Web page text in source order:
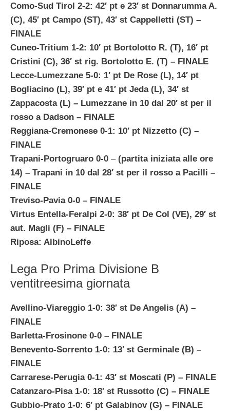
Como-Sud Tirol 2-2: 42′ pt e 23′ st Donnarumma A.
(C), 45′ pt Campo (ST), 43′ st Cappelletti (ST) –
FINALE
Cuneo-Tritium 1-2: 10′ pt Bortolotto R. (T), 16′ pt
Cristini (C), 36′ st rig. Bortolotto E. (T) – FINALE
Lecce-Lumezzane 5-0: 1′ pt De Rose (L), 14′ pt
Bogliacino (L), 39′ pt e 41′ pt Jeda (L), 34′ st
Zappacosta (L) – Lumezzane in 10 dal 20′ st per il
rosso a Dadson – FINALE
Reggiana-Cremonese 0-1: 10′ pt Nizzetto (C) –
FINALE
Trapani-Portogruaro 0-0 –(partita iniziata alle ore
14) – Trapani in 10 dal 28′ st per il rosso a Pacilli –
FINALE
Treviso-Pavia 0-0 – FINALE
Virtus Entella-Feralpi 2-0: 38′ pt De Col (VE), 29′ st
aut. Magli (F) – FINALE
Riposa: AlbinoLeffe
Lega Pro Prima Divisione B
ventitreesima giornata
Avellino-Viareggio 1-0: 38′ st De Angelis (A) –
FINALE
Barletta-Frosinone 0-0 – FINALE
Benevento-Sorrento 1-0: 13′ st Germinale (B) –
FINALE
Carrarese-Perugia 0-1: 43′ st Moscati (P) – FINALE
Catanzaro-Pisa 1-0: 18′ st Russotto (C) – FINALE
Gubbio-Prato 1-0: 6′ pt Galabinov (G) – FINALE